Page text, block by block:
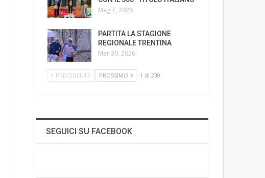
Mag 7, 2026
PARTITA LA STAGIONE
REGIONALE TRENTINA
Mar 30, 2026
PRECEDENTE PROSSIMO 1 di 230
SEGUICI SU FACEBOOK